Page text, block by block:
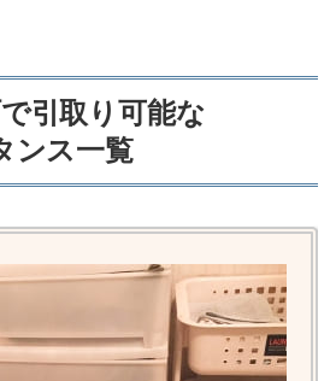
引取り可能な
ンス一覧